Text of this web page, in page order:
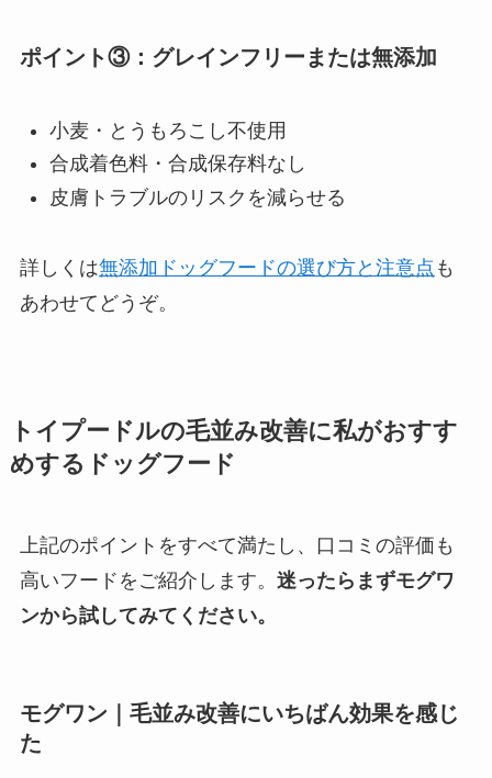
ポイント③：グレインフリーまたは無添加
小麦・とうもろこし不使用
合成着色料・合成保存料なし
皮膚トラブルのリスクを減らせる
詳しくは無添加ドッグフードの選び方と注意点 も
あわせてどうぞ。
トイプードルの毛並み改善に私がおすす
めするドッグフード
上記のポイントをすべて満たし、口コミの評価も
高いフードをご紹介します。 迷ったらまずモグワ
ンから試してみてください。
モグワン｜毛並み改善にいちばん効果を感じ
た